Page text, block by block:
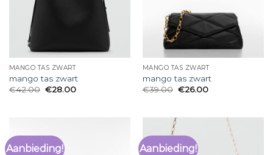
MANGO TAS ZWART
mango tas zwart
€42.00 €28.00
MANGO TAS ZWART
mango tas zwart
€39.00 €26.00
Aanbieding! Aanbieding!